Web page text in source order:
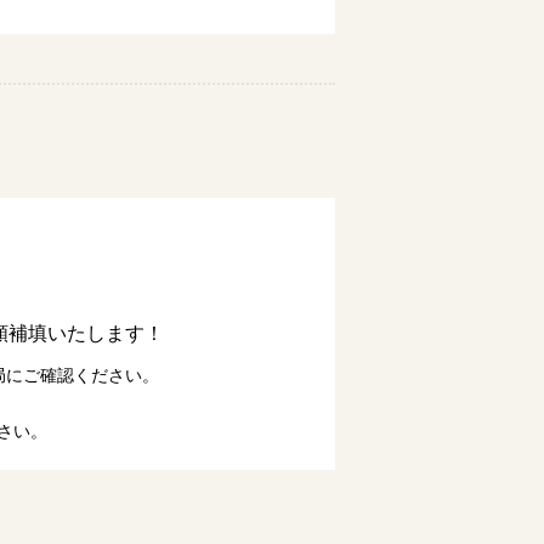
填いたします！
ご確認ください。
い。